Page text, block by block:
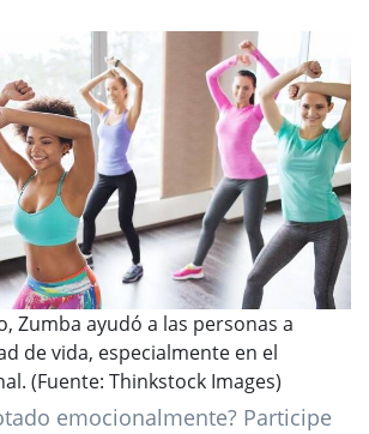
Zumba ayudó a las personas a
de vida, especialmente en el
(Fuente: Thinkstock Images)
emocionalmente? Participe